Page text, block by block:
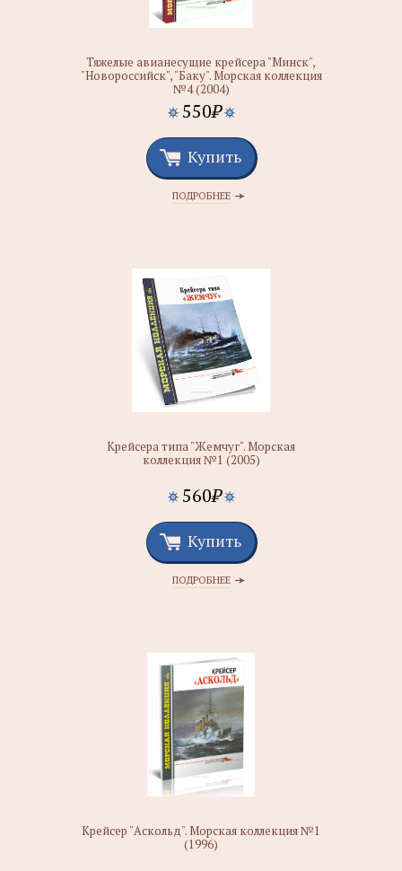
Тяжелые авианесущие крейсера "Минск",
"Новороссийск", "Баку". Морская коллекция
№4 (2004)
550₽
Купить
ПОДРОБНЕЕ
Крейсера типа "Жемчуг". Морская
коллекция №1 (2005)
560₽
Купить
ПОДРОБНЕЕ
Крейсер "Аскольд". Морская коллекция №1
(1996)